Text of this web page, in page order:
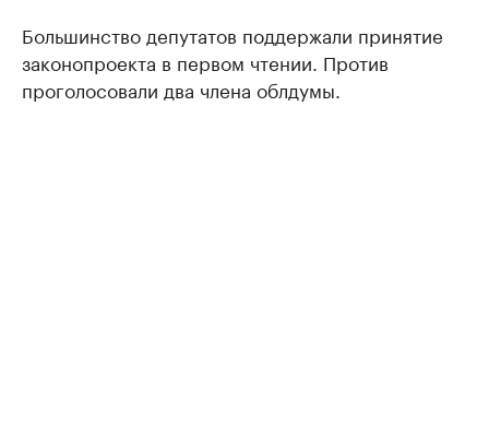
Большинство депутатов поддержали принятие
законопроекта в первом чтении. Против
проголосовали два члена облдумы.